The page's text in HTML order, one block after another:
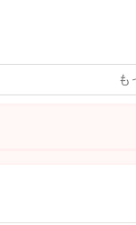
も